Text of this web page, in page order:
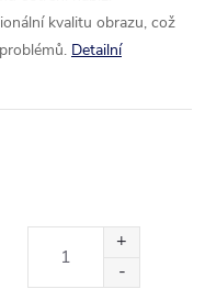
kvalitu obrazu, což
problémů. Detailní